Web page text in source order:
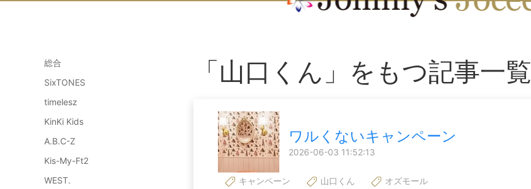
総合
SixTONES
timelesz
KinKi Kids
A.B.C-Z
Kis-My-Ft2
WEST.
「山口くん」をもつ記事一覧
ワルくないキャンペーン
2026-06-03 11:52:13
キャンペーン 山口くん オズモール